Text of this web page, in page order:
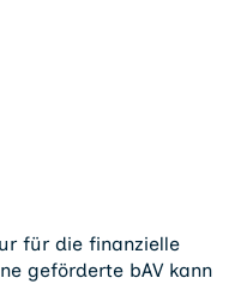
für die finanzielle
geförderte bAV kann